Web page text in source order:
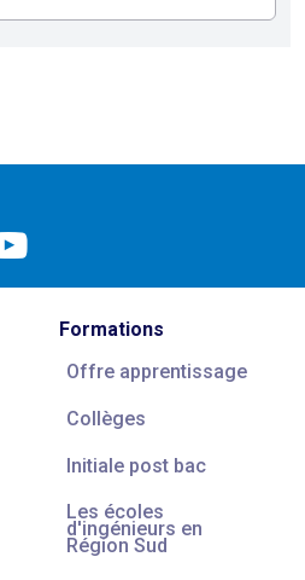
Formations
Offre apprentissage
Collèges
Initiale post bac
Les écoles
d'ingénieurs en
Région Sud